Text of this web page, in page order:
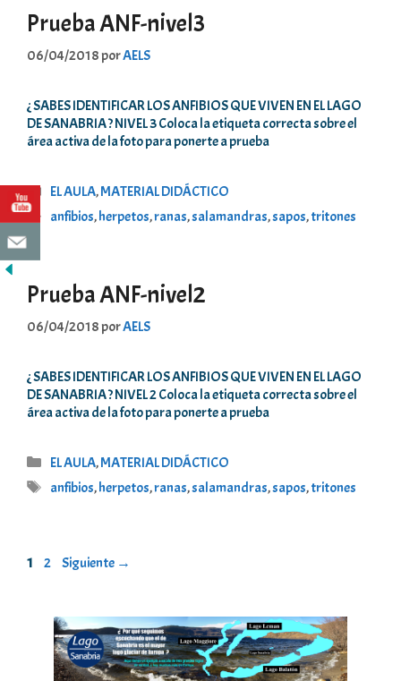
Prueba ANF-nivel3
06/04/2018porAELS
¿ SABES IDENTIFICAR LOS ANFIBIOS QUE VIVEN EN EL LAGO
DE SANABRIA ? NIVEL 3 Coloca la etiqueta correcta sobre el
área activa de la foto para ponerte a prueba
Categorías
EL AULA,MATERIAL DIDÁCTICO
Etiquetas
anfibios,herpetos,ranas,salamandras,sapos,tritones
Prueba ANF-nivel2
06/04/2018porAELS
¿ SABES IDENTIFICAR LOS ANFIBIOS QUE VIVEN EN EL LAGO
DE SANABRIA ? NIVEL 2 Coloca la etiqueta correcta sobre el
área activa de la foto para ponerte a prueba
Categorías
EL AULA,MATERIAL DIDÁCTICO
Etiquetas
anfibios,herpetos,ranas,salamandras,sapos,tritones
Página
1 Página
2 Siguiente →